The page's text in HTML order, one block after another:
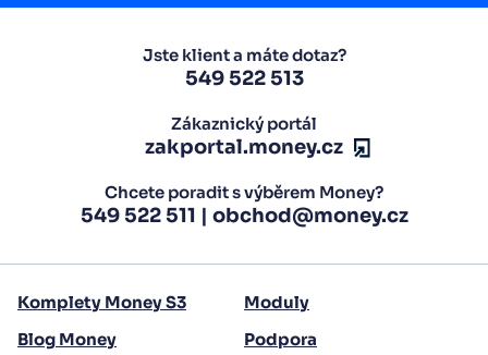
Jste klient a máte dotaz?
549 522 513
Zákaznický portál
zakportal.money.cz
Chcete poradit s výběrem Money?
549 522 511 | obchod@money.cz
Komplety Money S3
Moduly
Blog Money
Podpora